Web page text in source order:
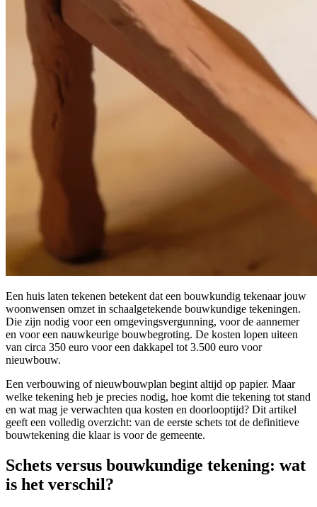
Een huis laten tekenen betekent dat een bouwkundig tekenaar jouw
woonwensen omzet in schaalgetekende bouwkundige tekeningen.
Die zijn nodig voor een omgevingsvergunning, voor de aannemer
en voor een nauwkeurige bouwbegroting. De kosten lopen uiteen
van circa 350 euro voor een dakkapel tot 3.500 euro voor
nieuwbouw.
Een verbouwing of nieuwbouwplan begint altijd op papier. Maar
welke tekening heb je precies nodig, hoe komt die tekening tot stand
en wat mag je verwachten qua kosten en doorlooptijd? Dit artikel
geeft een volledig overzicht: van de eerste schets tot de definitieve
bouwtekening die klaar is voor de gemeente.
Schets versus bouwkundige tekening: wat
is het verschil?